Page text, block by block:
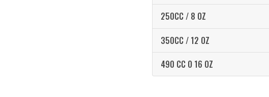
250CC / 8 OZ
350CC / 12 OZ
490 CC O 16 OZ